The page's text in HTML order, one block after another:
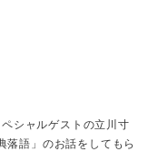
シャルゲストの立川寸
落語」のお話をしてもら